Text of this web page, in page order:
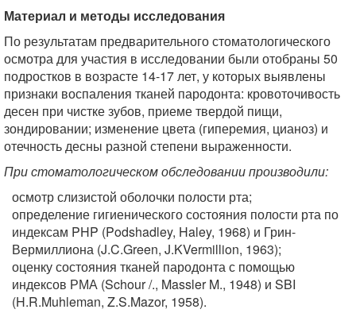
Материал и методы исследования
По результатам предварительного стоматологического
осмотра для участия в исследовании были отобраны 50
подростков в возрасте 14-17 лет, у которых выявлены
признаки воспаления тканей пародонта: кровоточивость
десен при чистке зубов, приеме твердой пищи,
зондировании; изменение цвета (гиперемия, цианоз) и
отечность десны разной степени выраженности.
При стоматологическом обследовании производили:
осмотр слизистой оболочки полости рта;
определение гигиенического состояния полости рта по
индексам PHP (Podshadley, Haley, 1968) и Грин-
Вермиллиона (J.C.Green, J.KVermillion, 1963);
оценку состояния тканей пародонта с помощью
индексов РМА (Schour /., Massler M., 1948) и SBI
(H.R.Muhleman, Z.S.Mazor, 1958).